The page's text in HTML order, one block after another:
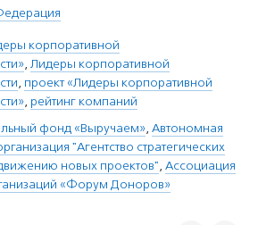
корпоративной
, Лидеры корпоративной
, проект «Лидеры корпоративной
, рейтинг компаний
фонд «Выручаем», Автономная
"Агентство стратегических
новых проектов", Ассоциация
«Форум Доноров»